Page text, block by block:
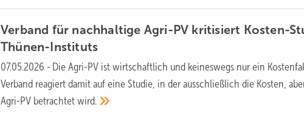
Verband für nachhaltige Agri-PV kritisiert Kosten-
Thünen-Instituts
07.05.2026 - Die Agri-PV ist wirtschaftlich und keineswegs nur ein
Verband reagiert damit auf eine Studie, in der ausschließlich die Kosten,
Agri-PV betrachtetwird.